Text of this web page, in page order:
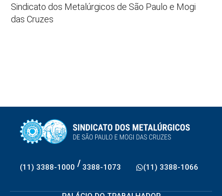
Sindicato dos Metalúrgicos de São Paulo e Mogi
das Cruzes
(11) 3388-1000 / 3388-1073 (11) 3388-1066